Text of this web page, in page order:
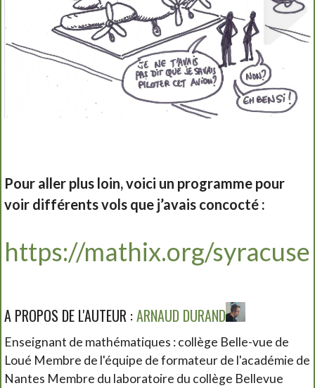
Pour aller plus loin, voici un programme pour
voir différents vols que j’avais concocté :
https://mathix.org/syracuse
A PROPOS DE L'AUTEUR :ARNAUD DURAND
Enseignant de mathématiques : collège Belle-vue de
Loué Membre de l'équipe de formateur de l'académie de
Nantes Membre du laboratoire du collège Bellevue